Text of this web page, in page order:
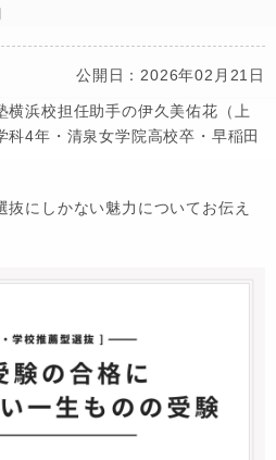
公開日：2026年02月21日
横浜校担任助手の伊久美佑花（上
科4年・清泉女学院高校卒・早稲田
にしかない魅力についてお伝え